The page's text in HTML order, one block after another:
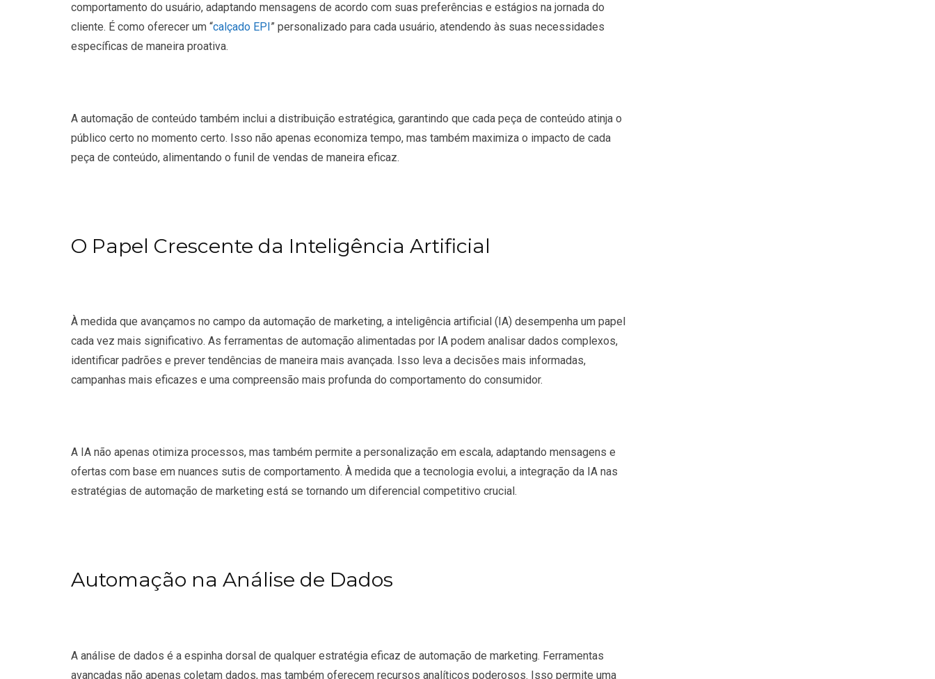
comportamento do usuário, adaptando mensagens de acordo com suas preferências e estágios na jornada do
cliente. É como oferecer um “calçado EPI ” personalizado para cada usuário, atendendo às suas necessidades
específicas de maneira proativa.
A automação de conteúdo também inclui a distribuição estratégica, garantindo que cada peça de conteúdo atinja o
público certo no momento certo. Isso não apenas economiza tempo, mas também maximiza o impacto de cada
peça de conteúdo, alimentando o funil de vendas de maneira eficaz.
O Papel Crescente da Inteligência Artificial
À medida que avançamos no campo da automação de marketing, a inteligência artificial (IA) desempenha um papel
cada vez mais significativo. As ferramentas de automação alimentadas por IA podem analisar dados complexos,
identificar padrões e prever tendências de maneira mais avançada. Isso leva a decisões mais informadas,
campanhas mais eficazes e uma compreensão mais profunda do comportamento do consumidor.
A IA não apenas otimiza processos, mas também permite a personalização em escala, adaptando mensagens e
ofertas com base em nuances sutis de comportamento. À medida que a tecnologia evolui, a integração da IA nas
estratégias de automação de marketing está se tornando um diferencial competitivo crucial.
Automação na Análise de Dados
A análise de dados é a espinha dorsal de qualquer estratégia eficaz de automação de marketing. Ferramentas
avançadas não apenas coletam dados, mas também oferecem recursos analíticos poderosos. Isso permite uma